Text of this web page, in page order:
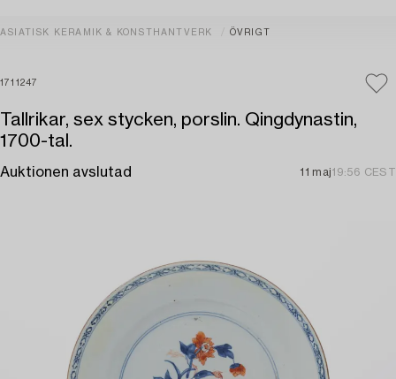
ASIATISK KERAMIK & KONSTHANTVERK ÖVRIGT
1711247
Tallrikar, sex stycken, porslin. Qingdynastin,
1700-tal.
Auktionen avslutad 11 maj19:56 CEST